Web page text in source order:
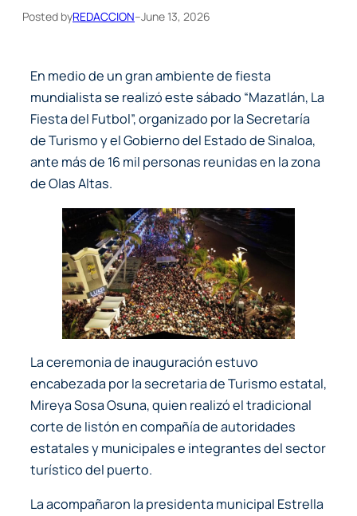
Posted byREDACCION–June 13, 2026
En medio de un gran ambiente de fiesta
mundialista se realizó este sábado “Mazatlán, La
Fiesta del Futbol”, organizado por la Secretaría
de Turismo y el Gobierno del Estado de Sinaloa,
ante más de 16 mil personas reunidas en la zona
de Olas Altas.
La ceremonia de inauguración estuvo
encabezada por la secretaria de Turismo estatal,
Mireya Sosa Osuna, quien realizó el tradicional
corte de listón en compañía de autoridades
estatales y municipales e integrantes del sector
turístico del puerto.
La acompañaron la presidenta municipal Estrella